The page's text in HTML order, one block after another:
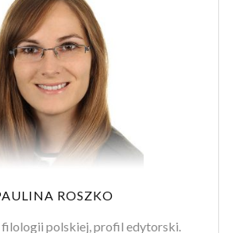
ROSZKO
polskiej, profil edytorski.